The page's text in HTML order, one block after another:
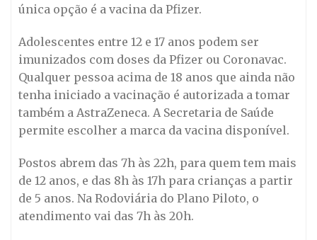
única opção é a vacina da Pfizer.
Adolescentes entre 12 e 17 anos podem ser
imunizados com doses da Pfizer ou Coronavac.
Qualquer pessoa acima de 18 anos que ainda não
tenha iniciado a vacinação é autorizada a tomar
também a AstraZeneca. A Secretaria de Saúde
permite escolher a marca da vacina disponível.
Postos abrem das 7h às 22h, para quem tem mais
de 12 anos, e das 8h às 17h para crianças a partir
de 5 anos. Na Rodoviária do Plano Piloto, o
atendimento vai das 7h às 20h.